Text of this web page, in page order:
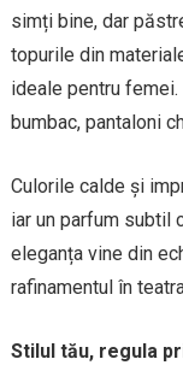
simți bine, dar
topurile din
ideale pentru
bumbac, pantaloni
Culorile calde și
iar un parfum subtil
eleganța vine din
rafinamentul în
Stilul tău, regula